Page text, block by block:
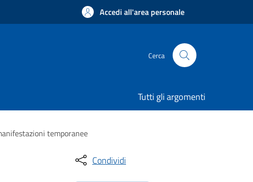
Accedi all'area personale
Cerca
Tutti gli argomenti
temporanee
Condividi